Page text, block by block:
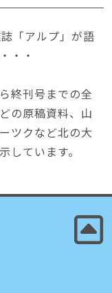
「アルプ」が語
・・
終刊号までの全
の原稿資料、山
ツクなど北の大
しています。